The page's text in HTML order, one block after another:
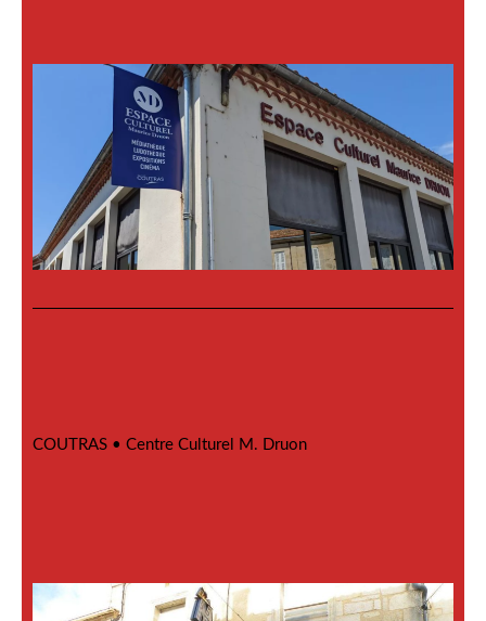
COUTRAS • Centre Culturel M. Druon